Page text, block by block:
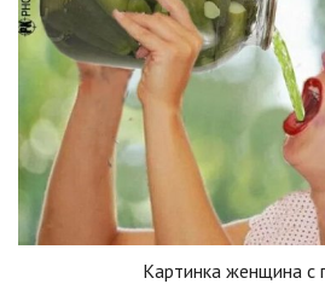
Картинка женщина с